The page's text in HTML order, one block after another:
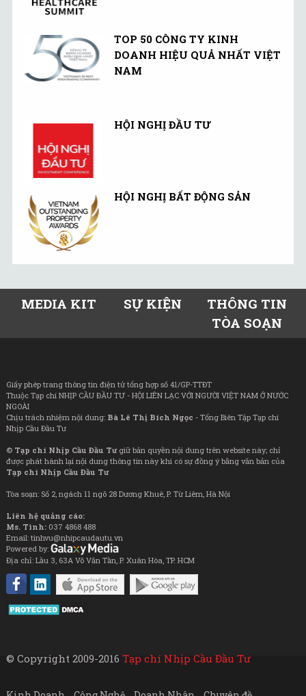
TOP 50 CÔNG TY KINH
DOANH HIỆU QUẢ NHẤT VIỆT
NAM
HỘI NGHỊ ĐẦU TƯ
HỘI NGHỊ BẤT ĐỘNG SẢN
MEDIA KIT SỰ KIỆN
THÔNG TIN
TÒA SOẠN
Giấy phép trang thông tin điện tử tổng hợp số 41/GP-TTĐT
Thuộc Tạp chí NHỊP CẦU ĐẦU TƯ - HỘI LIÊN LẠC VỚI NGƯỜI VIỆT NAM Ở NƯỚC
NGOÀI
Chịu trách nhiệm nội dung: Bà Lê Thị Bích Ngọc - Tổng Biên Tập Tạp chí
Nhịp Cầu Đầu Tư
© Tạp chí Nhịp Cầu Đầu Tưgiữ bản quyền nội dung trên website này; chỉ
được phát hành lại nội dung thông tin này khi có sự đồng ý bằng văn bản của
Tạp chí Nhịp Cầu Đầu Tư
Tòa soạn: Số 2, ngách 11 ngõ 28 Dương Khuê, P. Từ Liêm, Hà Nội
Liên hệ quảng cáo:
Ms. Tình: 037 4868 488
Email: tinhvu@nhipcaudautu.vn
Powered by:
Địa chỉ: Lầu 3, 63A Võ Văn Tần, P. Xuân Hòa, TP. HCM
© Copyright 2009-2016 Tạp chí Nhịp Cầu Đầu Tư